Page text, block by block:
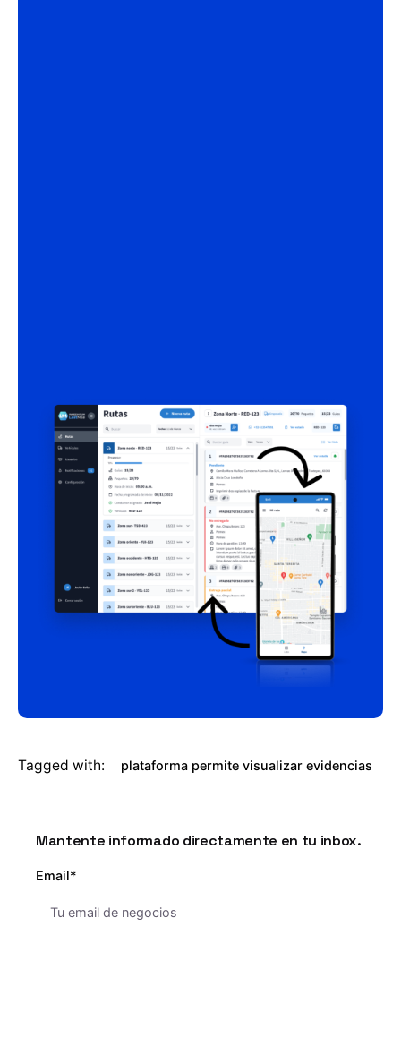
Tagged with: plataforma permite visualizar evidencias
Mantente informado directamente en tu inbox.
Email*